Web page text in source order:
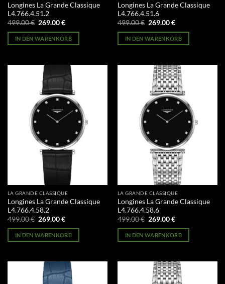
Longines La Grande Classique
L4.766.4.51.2
499.00€ Ursprünglicher
war:
499.00 €
269.00€Aktueller
ist:
269.00 €.
IN DEN WARENKORB
Longines La Grande Classique
L4.766.4.51.6
499.00€ Ursprünglicher
war:
499.00 €
269.00€Aktueller
ist:
269.00 €.
IN DEN WARENKORB
LA GRANDE CLASSIQUE
Longines La Grande Classique
L4.766.4.58.2
499.00€ Ursprünglicher
war:
499.00 €
269.00€Aktueller
ist:
269.00 €.
IN DEN WARENKORB
LA GRANDE CLASSIQUE
Longines La Grande Classique
L4.766.4.58.6
499.00€ Ursprünglicher
war:
499.00 €
269.00€Aktueller
ist:
269.00 €.
IN DEN WARENKORB